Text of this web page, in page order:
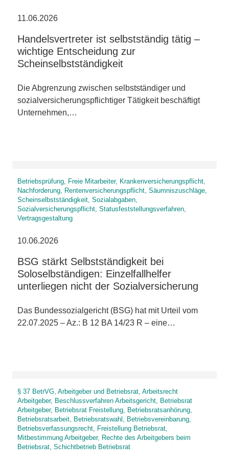
11.06.2026
Handelsvertreter ist selbstständig tätig –
wichtige Entscheidung zur
Scheinselbstständigkeit
Die Abgrenzung zwischen selbstständiger und
sozialversicherungspflichtiger Tätigkeit beschäftigt
Unternehmen,…
Betriebsprüfung, Freie Mitarbeiter, Krankenversicherungspflicht,
Nachforderung, Rentenversicherungspflicht, Säumniszuschläge,
Scheinselbstständigkeit, Sozialabgaben,
Sozialversicherungspflicht, Statusfeststellungsverfahren,
Vertragsgestaltung
10.06.2026
BSG stärkt Selbstständigkeit bei
Soloselbständigen: Einzelfallhelfer
unterliegen nicht der Sozialversicherung
Das Bundessozialgericht (BSG) hat mit Urteil vom
22.07.2025 – Az.: B 12 BA 14/23 R – eine…
§ 37 BetrVG, Arbeitgeber und Betriebsrat, Arbeitsrecht
Arbeitgeber, Beschlussverfahren Arbeitsgericht, Betriebsrat
Arbeitgeber, Betriebsrat Freistellung, Betriebsratsanhörung,
Betriebsratsarbeit, Betriebsratswahl, Betriebsvereinbarung,
Betriebsverfassungsrecht, Freistellung Betriebsrat,
Mitbestimmung Arbeitgeber, Rechte des Arbeitgebers beim
Betriebsrat, Schichtbetrieb Betriebsrat